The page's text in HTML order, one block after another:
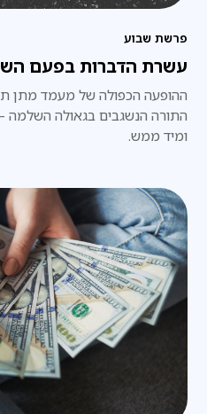
פרשת שבוע
עשרת הדברות בפעם
ההופעה הכפולה של מעמד מתן
התורה הנשגבים בגאולה
ומיד ממש.